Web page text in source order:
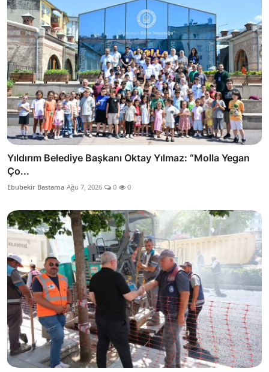
Yıldırım Belediye Başkanı Oktay Yılmaz: “Molla Yegan
Ço...
Ebubekir Bastama Ağu 7, 2026 0 0